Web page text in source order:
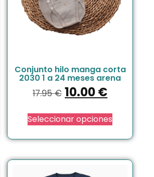
Conjunto hilo manga corta
2030 1 a 24 meses arena
17.95€ 10.00€
Seleccionar opciones